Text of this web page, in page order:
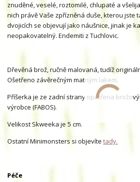
znuděné, veselé, roztomilé, chlupaté a
nich právě Vaše zpřízněná duše, kterou jste
dvojicích se objevují jako náušnice, jinak je
neopakovatelný. Endemiti z Tuchlovic.
Dřevěná brož, ručně malovaná, tudíž
Ošetřeno závěrečným matným lakem.
Příšerka je ze zadní strany opatřena
výrobce (FABOS).
Velikost Skweeka je 5 cm.
Ostatní Minimonsters si objevíte tady.
Péče